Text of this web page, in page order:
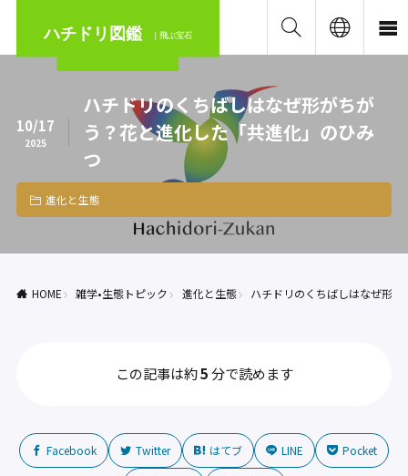
ハチドリ図鑑 ｜飛ぶ宝石
10/17
2025
ハチドリのくちばしはなぜ形がちが
う？花と進化した「共進化」のひみ
つ
進化と生態
HOME 雑学•生態トピック 進化と生態 ハチドリのくちばしはなぜ形
この記事は約5分で読めます
Facebook Twitter はてブ LINE Pocket